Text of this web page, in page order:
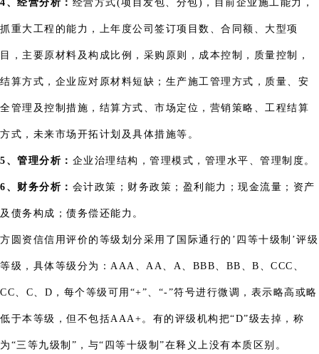
4、经营分析： 经营方式(项目发包、分包)，目前企业施工能力，
抓重大工程的能力，上年度公司签订项目数、合同额、大型项
目，主要原材料及构成比例，采购原则，成本控制，质量控制，
结算方式，企业应对原材料短缺；生产施工管理方式，质量、安
全管理及控制措施，结算方式、市场定位，营销策略、工程结算
方式，未来市场开拓计划及具体措施等。
5、管理分析： 企业治理结构，管理模式，管理水平、管理制度。
6、财务分析： 会计政策；财务政策；盈利能力；现金流量；资产
及债务构成；债务偿还能力。
方圆资信信用评价的等级划分采用了国际通行的’四等十级制’评级
等级，具体等级分为：AAA、AA、A、BBB、BB、B、CCC、
CC、C、D，每个等级可用“+”、“-”符号进行微调，表示略高或略
低于本等级，但不包括AAA+。有的评级机构把“D”级去掉，称
为“三等九级制”，与“四等十级制”在释义上没有本质区别。